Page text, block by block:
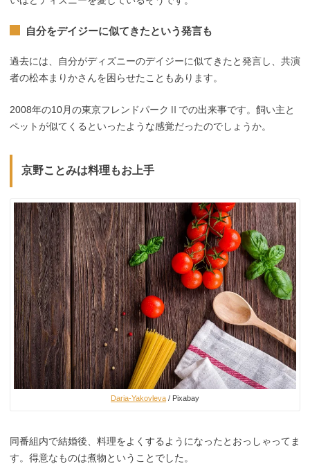
自分をデイジーに似てきたという発言も
過去には、自分がディズニーのデイジーに似てきたと発言し、共演
者の松本まりかさんを困らせたこともあります。
2008年の10月の東京フレンドパークⅡでの出来事です。飼い主と
ペットが似てくるといったような感覚だったのでしょうか。
京野ことみは料理もお上手
Daria-Yakovleva / Pixabay
同番組内で結婚後、料理をよくするようになったとおっしゃってま
す。得意なものは煮物ということでした。